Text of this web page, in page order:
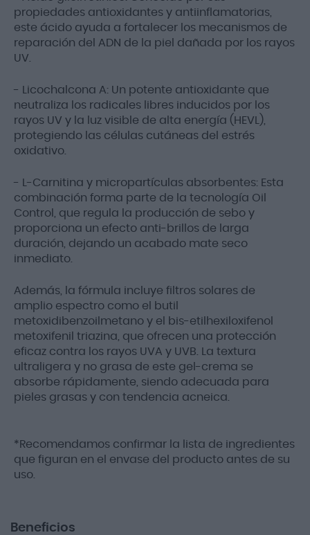
propiedades antioxidantes y antiinflamatorias,
este ácido ayuda a fortalecer los mecanismos de
reparación del ADN de la piel dañada por los rayos
UV.
- Licochalcona A: Un potente antioxidante que
neutraliza los radicales libres inducidos por los
rayos UV y la luz visible de alta energía (HEVL),
protegiendo las células cutáneas del estrés
oxidativo.
- L-Carnitina y micropartículas absorbentes: Esta
combinación forma parte de la tecnología Oil
Control, que regula la producción de sebo y
proporciona un efecto anti-brillos de larga
duración, dejando un acabado mate seco
inmediato.
Además, la fórmula incluye filtros solares de
amplio espectro como el butil
metoxidibenzoilmetano y el bis-etilhexiloxifenol
metoxifenil triazina, que ofrecen una protección
eficaz contra los rayos UVA y UVB. La textura
ultraligera y no grasa de este gel-crema se
absorbe rápidamente, siendo adecuada para
pieles grasas y con tendencia acneica.
*Recomendamos confirmar la lista de ingredientes
que figuran en el envase del producto antes de su
uso.
Beneficios